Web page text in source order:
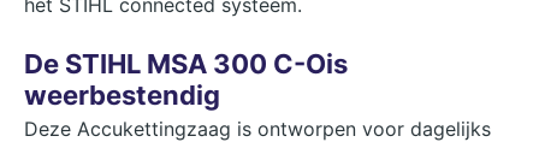
De STIHL MSA 300 C-Ois
weerbestendig
Deze Accukettingzaag is ontworpen voor dagelijks